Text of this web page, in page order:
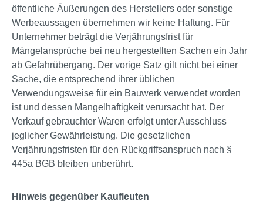
öffentliche Äußerungen des Herstellers oder sonstige
Werbeaussagen übernehmen wir keine Haftung. Für
Unternehmer beträgt die Verjährungsfrist für
Mängelansprüche bei neu hergestellten Sachen ein Jahr
ab Gefahrübergang. Der vorige Satz gilt nicht bei einer
Sache, die entsprechend ihrer üblichen
Verwendungsweise für ein Bauwerk verwendet worden
ist und dessen Mangelhaftigkeit verursacht hat. Der
Verkauf gebrauchter Waren erfolgt unter Ausschluss
jeglicher Gewährleistung. Die gesetzlichen
Verjährungsfristen für den Rückgriffsanspruch nach §
445a BGB bleiben unberührt.
Hinweis gegenüber Kaufleuten